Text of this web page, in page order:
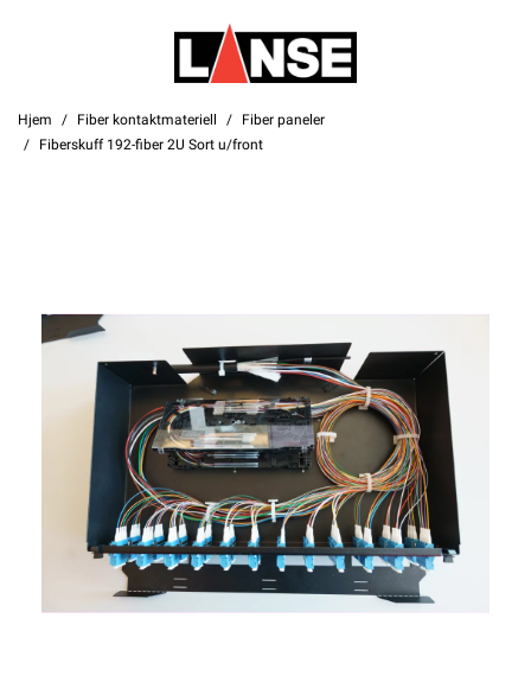
Hjem Fiber kontaktmateriell
Fiber paneler
Fiberskuff 192-fiber 2U Sort u/front